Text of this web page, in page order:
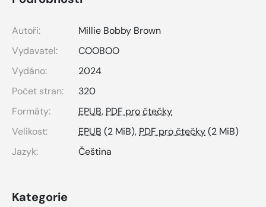
Autoři:
Millie Bobby Brown
Vydavatel:
COOBOO
Vydáno:
2024
Počet stran:
320
Formáty:
EPUB, PDF pro čtečky
Velikost:
EPUB (2 MiB), PDF pro čtečky(2 MiB)
Jazyk:
Čeština
Kategorie